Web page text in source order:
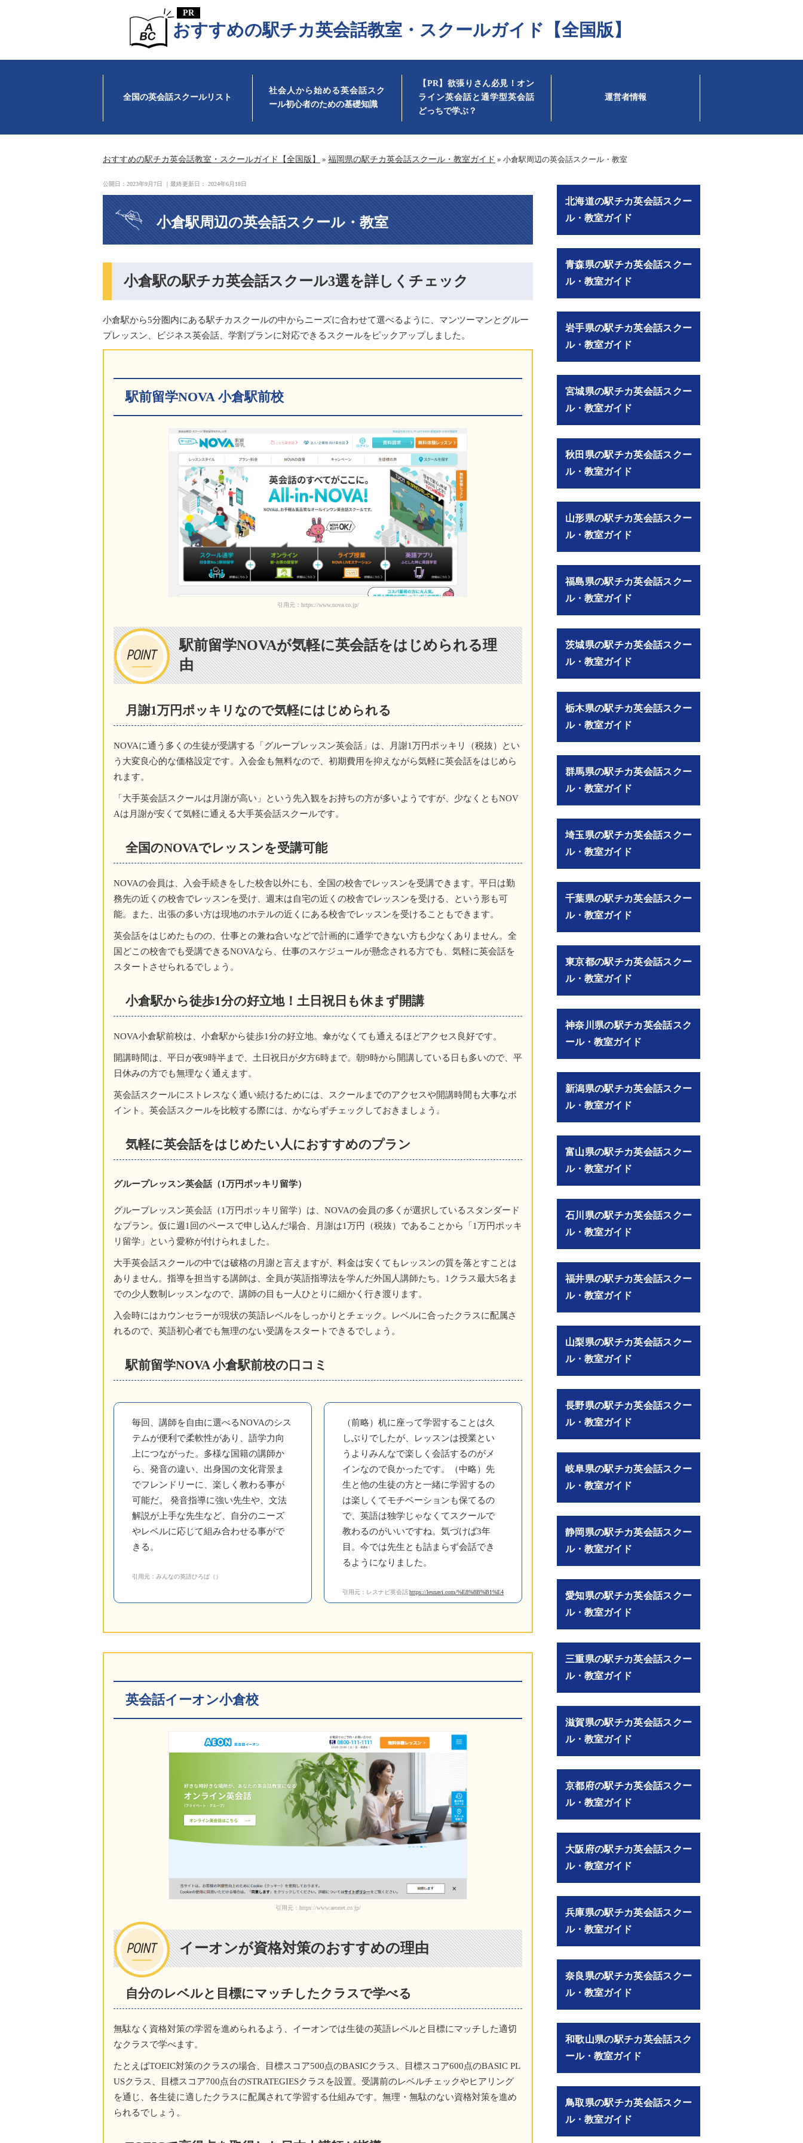
おすすめの駅チカ英会話教室・スクールガイド【全国版】
全国の英会話スクールリスト
社会人から始める英会話スク
ール初心者のための基礎知識
【PR】欲張りさん必見！オン
ライン英会話と通学型英会話
どっちで学ぶ？
運営者情報
おすすめの駅チカ英会話教室・スクールガイド【全国版】 » 福岡県の駅チカ英会話スクール・教室ガイド » 小倉駅周辺の英会話スクール・教室
公開日： 2023年9月7日 ｜最終更新日： 2024年6月18日
小倉駅周辺の英会話スクール・教室
小倉駅の駅チカ英会話スクール3選を詳しくチェック
小倉駅から5分圏内にある駅チカスクールの中からニーズに合わせて選べるように、マンツーマンとグルー
プレッスン、ビジネス英会話、学割プランに対応できるスクールをピックアップしました。
駅前留学NOVA 小倉駅前校
引用元：https://www.nova.co.jp/
駅前留学NOVAが気軽に英会話をはじめられる理
由
月謝1万円ポッキリなので気軽にはじめられる
NOVAに通う多くの生徒が受講する「グループレッスン英会話」は、月謝1万円ポッキリ（税抜）とい
う大変良心的な価格設定です。入会金も無料なので、初期費用を抑えながら気軽に英会話をはじめら
れます。
「大手英会話スクールは月謝が高い」という先入観をお持ちの方が多いようですが、少なくともNOV
Aは月謝が安くて気軽に通える大手英会話スクールです。
全国のNOVAでレッスンを受講可能
NOVAの会員は、入会手続きをした校舎以外にも、全国の校舎でレッスンを受講できます。平日は勤
務先の近くの校舎でレッスンを受け、週末は自宅の近くの校舎でレッスンを受ける、という形も可
能。また、出張の多い方は現地のホテルの近くにある校舎でレッスンを受けることもできます。
英会話をはじめたものの、仕事との兼ね合いなどで計画的に通学できない方も少なくありません。全
国どこの校舎でも受講できるNOVAなら、仕事のスケジュールが懸念される方でも、気軽に英会話を
スタートさせられるでしょう。
小倉駅から徒歩1分の好立地！土日祝日も休まず開講
NOVA小倉駅前校は、小倉駅から徒歩1分の好立地。傘がなくても通えるほどアクセス良好です。
開講時間は、平日が夜9時半まで、土日祝日が夕方6時まで。朝9時から開講している日も多いので、平
日休みの方でも無理なく通えます。
英会話スクールにストレスなく通い続けるためには、スクールまでのアクセスや開講時間も大事なポ
イント。英会話スクールを比較する際には、かならずチェックしておきましょう。
気軽に英会話をはじめたい人におすすめのプラン
グループレッスン英会話（1万円ポッキリ留学）
グループレッスン英会話（1万円ポッキリ留学）は、NOVAの会員の多くが選択しているスタンダード
なプラン。仮に週1回のペースで申し込んだ場合、月謝は1万円（税抜）であることから「1万円ポッキ
リ留学」という愛称が付けられました。
大手英会話スクールの中では破格の月謝と言えますが、料金は安くてもレッスンの質を落とすことは
ありません。指導を担当する講師は、全員が英語指導法を学んだ外国人講師たち。1クラス最大5名ま
での少人数制レッスンなので、講師の目も一人ひとりに細かく行き渡ります。
入会時にはカウンセラーが現状の英語レベルをしっかりとチェック。レベルに合ったクラスに配属さ
れるので、英語初心者でも無理のない受講をスタートできるでしょう。
駅前留学NOVA 小倉駅前校の口コミ
毎回、講師を自由に選べるNOVAのシス
テムが便利で柔軟性があり、語学力向
上につながった。多様な国籍の講師か
ら、発音の違い、出身国の文化背景ま
でフレンドリーに、楽しく教わる事が
可能だ。 発音指導に強い先生や、文法
解説が上手な先生など、自分のニーズ
やレベルに応じて組み合わせる事がで
きる。
引用元：みんなの英語ひろば（）
（前略）机に座って学習することは久
しぶりでしたが、レッスンは授業とい
うよりみんなで楽しく会話するのがメ
インなので良かったです。（中略）先
生と他の生徒の方と一緒に学習するの
は楽しくてモチベーションも保てるの
で、英語は独学じゃなくてスクールで
教わるのがいいですね。気づけば3年
目。今では先生とも詰まらず会話でき
るようになりました。
引用元：レスナビ英会話 https://lesnavi.com/%E8%8B%B1%E4%BC%9A%E8%A9%B1/111/3131/%E5%8F%A3%E3%82%B3%E3%83%9F
英会話イーオン小倉校
引用元：https://www.aeonet.co.jp/
イーオンが資格対策のおすすめの理由
自分のレベルと目標にマッチしたクラスで学べる
無駄なく資格対策の学習を進められるよう、イーオンでは生徒の英語レベルと目標にマッチした適切
なクラスで学べます。
たとえばTOEIC対策のクラスの場合、目標スコア500点のBASICクラス、目標スコア600点のBASIC PL
USクラス、目標スコア700点台のSTRATEGIESクラスを設置。受講前のレベルチェックやヒアリング
を通じ、各生徒に適したクラスに配属されて学習する仕組みです。無理・無駄のない資格対策を進め
られるでしょう。
北海道の駅チカ英会話スクー
ル・教室ガイド
青森県の駅チカ英会話スクー
ル・教室ガイド
岩手県の駅チカ英会話スクー
ル・教室ガイド
宮城県の駅チカ英会話スクー
ル・教室ガイド
秋田県の駅チカ英会話スクー
ル・教室ガイド
山形県の駅チカ英会話スクー
ル・教室ガイド
福島県の駅チカ英会話スクー
ル・教室ガイド
茨城県の駅チカ英会話スクー
ル・教室ガイド
栃木県の駅チカ英会話スクー
ル・教室ガイド
群馬県の駅チカ英会話スクー
ル・教室ガイド
埼玉県の駅チカ英会話スクー
ル・教室ガイド
千葉県の駅チカ英会話スクー
ル・教室ガイド
東京都の駅チカ英会話スクー
ル・教室ガイド
神奈川県の駅チカ英会話スク
ール・教室ガイド
新潟県の駅チカ英会話スクー
ル・教室ガイド
富山県の駅チカ英会話スクー
ル・教室ガイド
石川県の駅チカ英会話スクー
ル・教室ガイド
福井県の駅チカ英会話スクー
ル・教室ガイド
山梨県の駅チカ英会話スクー
ル・教室ガイド
長野県の駅チカ英会話スクー
ル・教室ガイド
岐阜県の駅チカ英会話スクー
ル・教室ガイド
静岡県の駅チカ英会話スクー
ル・教室ガイド
愛知県の駅チカ英会話スクー
ル・教室ガイド
三重県の駅チカ英会話スクー
ル・教室ガイド
滋賀県の駅チカ英会話スクー
ル・教室ガイド
京都府の駅チカ英会話スクー
ル・教室ガイド
大阪府の駅チカ英会話スクー
ル・教室ガイド
兵庫県の駅チカ英会話スクー
ル・教室ガイド
奈良県の駅チカ英会話スクー
ル・教室ガイド
和歌山県の駅チカ英会話スク
ール・教室ガイド
鳥取県の駅チカ英会話スクー
ル・教室ガイド